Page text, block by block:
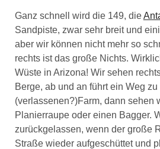
Ganz schnell wird die 149, die
Sandpiste, zwar sehr breit und
aber wir können nicht mehr so
rechts ist das große Nichts.
Wüste in Arizona! Wir sehen
Berge, ab und an führt ein Weg
(verlassenen?)Farm, dann sehen
Planierraupe oder einen Bagger.
zurückgelassen, wenn der große
Straße wieder aufgeschüttet und